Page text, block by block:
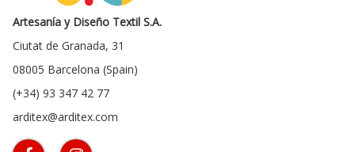
Artesanía y Diseño Textil S.A.
Ciutat de Granada, 31
08005 Barcelona (Spain)
(+34) 93 347 42 77
arditex@arditex.com